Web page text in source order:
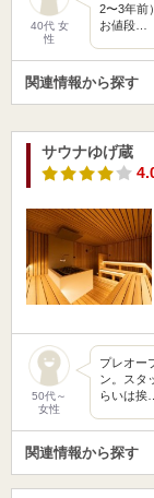
40代 女
性
2〜3年前
お値段…
関連情報から探す
サウナゆげ蔵
50代～
女性
プレオー
ン。スタ
らいは挨…
関連情報から探す